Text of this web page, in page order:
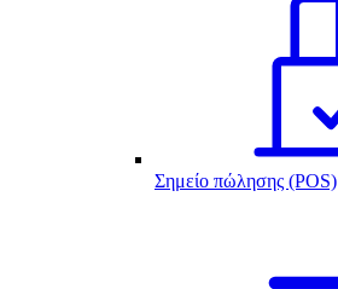
Σημείο πώλησης (POS)